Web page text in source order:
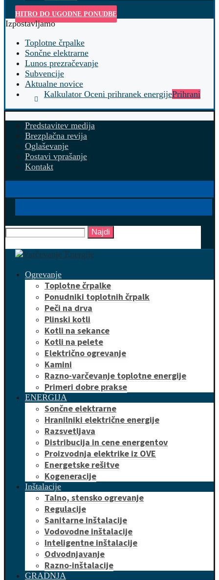
HITRO DO UGODNE PONUDBE
Izpostavljamo
Toplotne črpalke
Sončne elektrarne
Lunos prezračevanje
Subvencije
Aktualne novice
Kalkulator Oceni prihranek energijePrihrani
Predstavitev medija
Brezplačna revija
Oglaševanje
Postavi vprašanje
Kontakt
Najdi
Ogrevanje
Toplotne črpalke
Ponudniki toplotnih črpalk
Peči na drva
Plinski kotli
Kotli na sekance
Kotli na pelete
Električno ogrevanje
Kamini
Razno-varčevanje toplotne energije
Primeri dobre prakse
ENERGIJA
Sončne elektrarne
Hranilniki električne energije
Razsvetljava
Distribucija in cene energentov
Proizvodnja elektrike iz OVE
Energetske rešitve
Kogeneracije
Inštalacije
Talno, stensko ogrevanje
Regulacije
Sanitarne inštalacije
Vodovodne inštalacije
Inteligentne inštalacije
Odvodnjavanje
Razno-inštalacije
GRADNJA